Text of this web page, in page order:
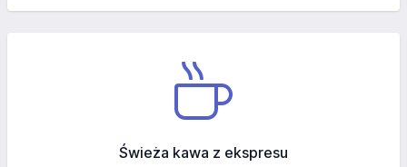
Świeża kawa z ekspresu